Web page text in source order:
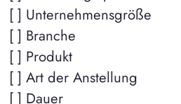
[ ] Unternehmensgröße
[ ] Branche
[ ] Produkt
[ ] Art der Anstellung
[ ] Dauer